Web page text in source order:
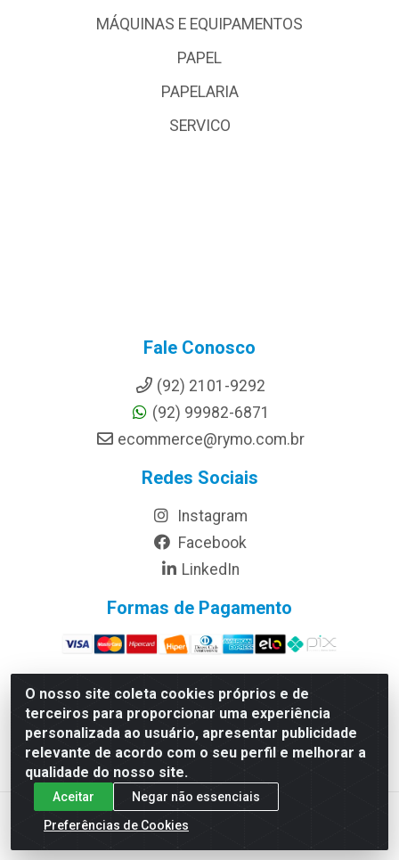
O nosso site coleta cookies próprios e de
terceiros para proporcionar uma experiência
personalizada ao usuário, apresentar publicidade
relevante de acordo com o seu perfil e melhorar a
qualidade do nosso site.
Aceitar
Negar não essenciais
Preferências de Cookies
MÁQUINAS E EQUIPAMENTOS
PAPEL
PAPELARIA
SERVICO
Fale Conosco
(92) 2101-9292
(92) 99982-6871
ecommerce@rymo.com.br
Redes Sociais
Instagram
Facebook
LinkedIn
Formas de Pagamento
Rymo Imagem e Produtos Gráficos da Amazonia LTDA - Av.
Ajuricaba, 379 - Cachoeirinha, Manaus/AM - CEP 69065-110 -
CNPJ 14.220.230.0001-70